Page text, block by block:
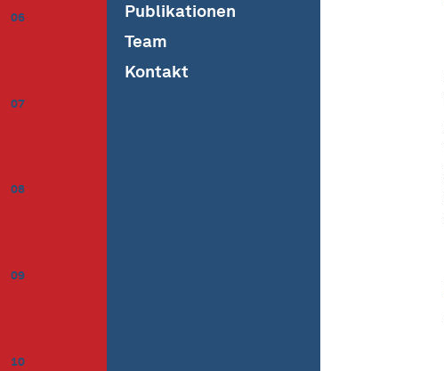
06
07
08
09
10
Publikationen
Team
Kontakt